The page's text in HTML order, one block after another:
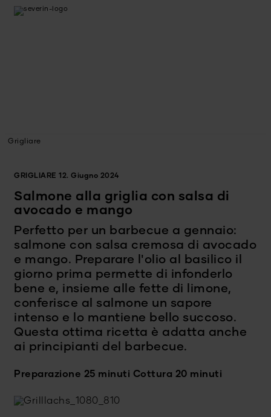
Grigliare
GRIGLIARE 12. Giugno 2024
Salmone alla griglia con salsa di
avocado e mango
Perfetto per un barbecue a gennaio:
salmone con salsa cremosa di avocado
e mango. Preparare l'olio al basilico il
giorno prima permette di infonderlo
bene e, insieme alle fette di limone,
conferisce al salmone un sapore
intenso e lo mantiene bello succoso.
Questa ottima ricetta è adatta anche
ai principianti del barbecue.
Preparazione 25 minuti Cottura 20 minuti